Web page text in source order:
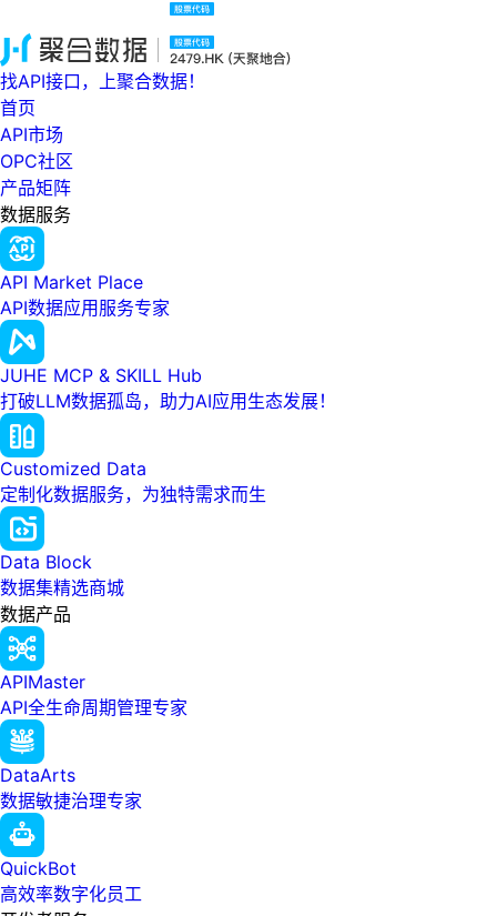
找API接口，上聚合数据！
首页
API市场
OPC社区
产品矩阵
数据服务
API Market Place
API数据应用服务专家
JUHE MCP & SKILL Hub
打破LLM数据孤岛，助力AI应用生态发展！
Customized Data
定制化数据服务，为独特需求而生
Data Block
数据集精选商城
数据产品
APIMaster
API全生命周期管理专家
DataArts
数据敏捷治理专家
QuickBot
高效率数字化员工